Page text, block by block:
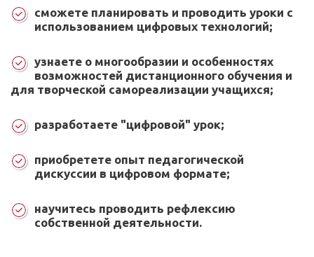
сможете планировать и проводить уроки с
использованием цифровых технологий;
узнаете о многообразии и особенностях
возможностей дистанционного обучения и
для творческой самореализации учащихся;
разработаете "цифровой" урок;
приобретете опыт педагогической
дискуссии в цифровом формате;
научитесь проводить рефлексию
собственной деятельности.